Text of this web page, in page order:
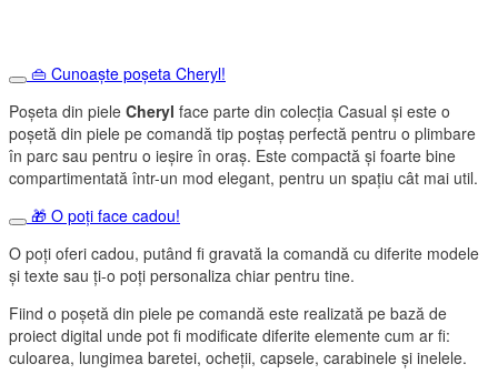
👜 Cunoaște poșeta Cheryl!
Poșeta din piele Cheryl face parte din colecția Casual și este o
poșetă din piele pe comandă tip poștaș perfectă pentru o plimbare
în parc sau pentru o ieșire în oraș. Este compactă și foarte bine
compartimentată într-un mod elegant, pentru un spațiu cât mai util.
🎁 O poți face cadou!
O poți oferi cadou, putând fi gravată la comandă cu diferite modele
și texte sau ți-o poți personaliza chiar pentru tine.
Fiind o poșetă din piele pe comandă este realizată pe bază de
proiect digital unde pot fi modificate diferite elemente cum ar fi:
culoarea, lungimea baretei, ocheții, capsele, carabinele și inelele.